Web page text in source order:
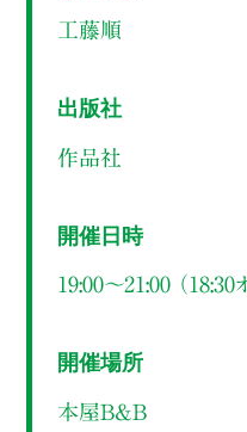
工藤順
出版社
作品社
開催日時
19:00～21:00 （18:30
開催場所
本屋B&B